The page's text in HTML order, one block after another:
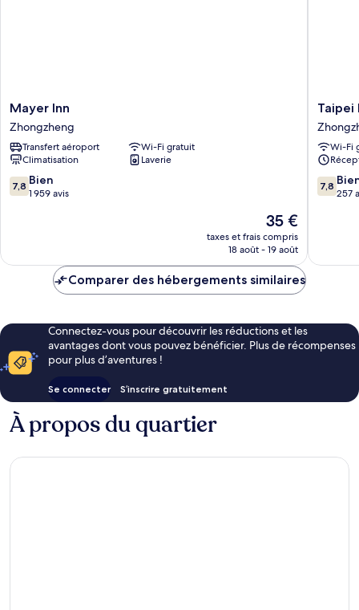
Mayer
Inn
Zhongzheng
Mayer Inn
Zhongzheng
Transfert aéroport
Wi-Fi gratuit
Climatisation
Laverie
7.8
sur
7,8 Bien
1 959 avis
Le
nouveau
prix
de
35 €
taxes et frais compris
18 août - 19 août
Taipei
Inn
Taipei
Wi-Fi
7.8
sur
7,8
257
Comparer des hébergements similaires
Connectez-vous pour découvrir les réductions et les
avantages dont vous pouvez bénéficier. Plus de récompenses
pour plus d’aventures !
Se connecter S’inscrire gratuitement
À propos du quartier